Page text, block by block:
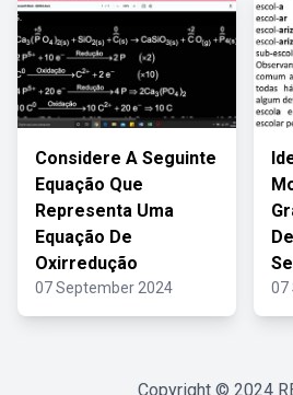
Considere A Seguinte
Equação Que
Representa Uma
Equação De
Oxirredução
07 September 2024 07
Copyright © 2024